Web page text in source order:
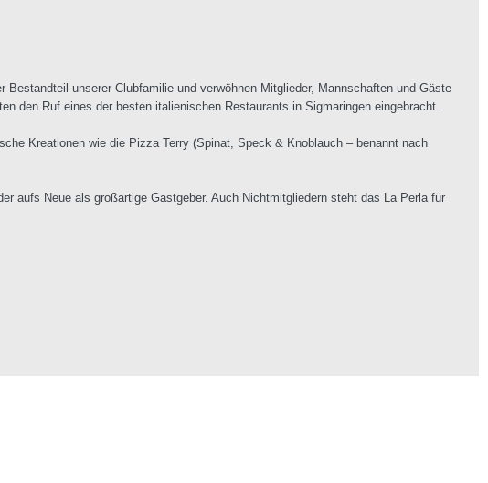
unserer Clubfamilie und verwöhnen Mitglieder, Mannschaften und Gäste
den Ruf eines der besten italienischen Restaurants in Sigmaringen eingebracht.
Kreationen wie die Pizza Terry (Spinat, Speck & Knoblauch – benannt nach
aufs Neue als großartige Gastgeber. Auch Nichtmitgliedern steht das La Perla für